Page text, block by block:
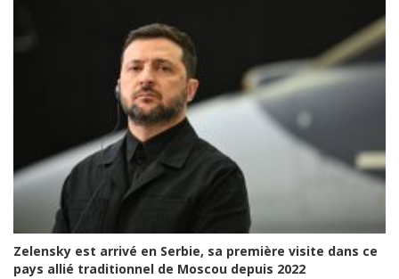
Zelensky est arrivé en Serbie, sa première visite dans ce
pays allié traditionnel de Moscou depuis 2022